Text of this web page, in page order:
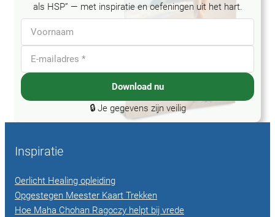
als HSP” — met inspiratie en oefeningen uit het hart.
Download nu
🔒 Je gegevens zijn veilig
Inspiratie
Oerlicht Healing opleiding
Opgestegen Meester Kaart Trekken
Hoe Maha Chohan Ragoczy helpt bij vrede